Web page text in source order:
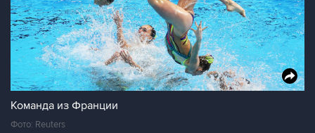
Команда из Франции
Фото: Reuters